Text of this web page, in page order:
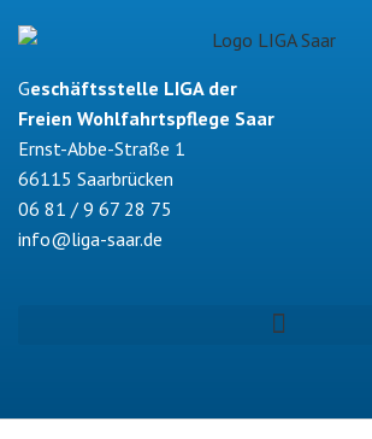
Geschäftsstelle LIGA der
Freien Wohlfahrtspflege Saar
Ernst-Abbe-Straße 1
66115 Saarbrücken
06 81 / 9 67 28 75
info@liga-saar.de